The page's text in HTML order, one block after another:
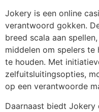
Jokery is een online
verantwoord gokken.
breed scala aan
middelen om spelers te
te houden. Met
zelfuitsluitingsopties,
op een verantwoorde
Daarnaast biedt